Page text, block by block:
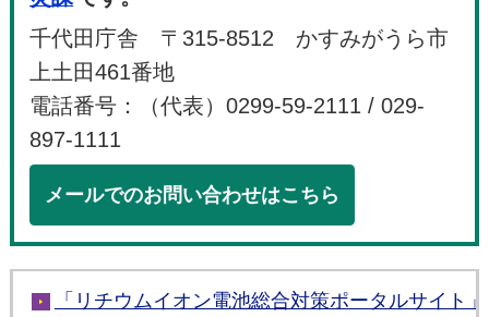
千代田庁舎 〒315-8512 かすみがうら市
上土田461番地
電話番号：（代表）0299-59-2111 / 029-
897-1111
メールでのお問い合わせはこちら
「リチウムイオン電池総合対策ポータルサイト